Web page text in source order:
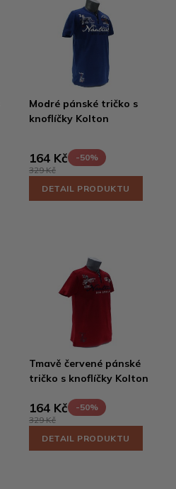
Modré pánské tričko s
knoflíčky Kolton
164 Kč
-50%
329 Kč
DETAIL PRODUKTU
Tmavě červené pánské
tričko s knoflíčky Kolton
164 Kč
-50%
329 Kč
DETAIL PRODUKTU